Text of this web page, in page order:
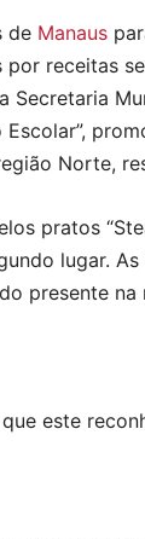
de Manaus
por receitas
Secretaria
Norte,
pratos
lugar.
presente na
este